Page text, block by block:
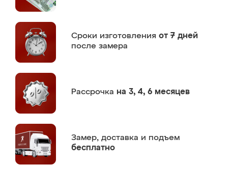
Сроки изготовления от 7 дней
после замера
Рассрочка на 3, 4, 6 месяцев
Замер, доставка и подъем
бесплатно